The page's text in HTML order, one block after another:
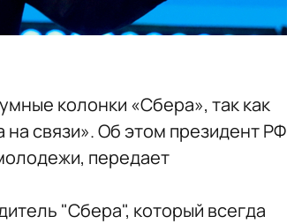
колонки «Сбера», так как
связи». Об этом президент РФ
передает
"Сбера", который всегда